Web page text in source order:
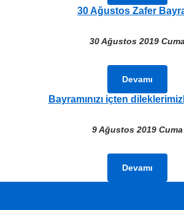
30 Ağustos Zafer
30 Ağustos 2019 Cuma
Devamı
Bayramınızı içten
9 Ağustos 2019 Cuma
Devamı